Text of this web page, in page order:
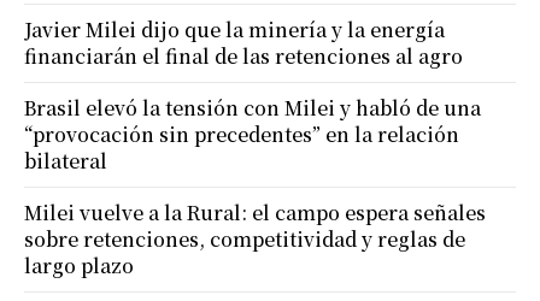
Javier Milei dijo que la minería y la energía
financiarán el final de las retenciones al agro
Brasil elevó la tensión con Milei y habló de una
“provocación sin precedentes” en la relación
bilateral
Milei vuelve a la Rural: el campo espera señales
sobre retenciones, competitividad y reglas de
largo plazo